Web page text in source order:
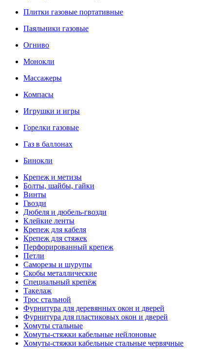
Плитки газовые портативные
Паяльники газовые
Огниво
Монокли
Массажеры
Компасы
Игрушки и игры
Горелки газовые
Газ в баллонах
Бинокли
Крепеж и метизы
Болты, шайбы, гайки
Винты
Гвозди
Дюбеля и дюбель-гвозди
Клейкие ленты
Крепеж для кабеля
Крепеж для стяжек
Перфорированный крепеж
Петли
Саморезы и шурупы
Скобы металлические
Специальный крепёж
Такелаж
Трос стальной
Фурнитура для деревянных окон и дверей
Фурнитура для пластиковых окон и дверей
Хомуты стальные
Хомуты-стяжки кабельные нейлоновые
Хомуты-стяжки кабельные стальные червячные